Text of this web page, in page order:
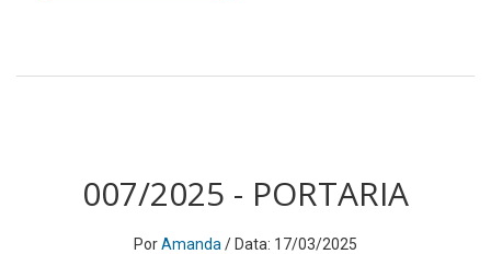
007/2025 - PORTARIA
PorAmanda / Data: 17/03/2025